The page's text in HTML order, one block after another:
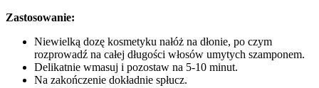
Zastosowanie:
Niewielką dozę kosmetyku nałóż na dłonie, po czym
rozprowadź na całej długości włosów umytych szamponem.
Delikatnie wmasuj i pozostaw na 5-10 minut.
Na zakończenie dokładnie spłucz.